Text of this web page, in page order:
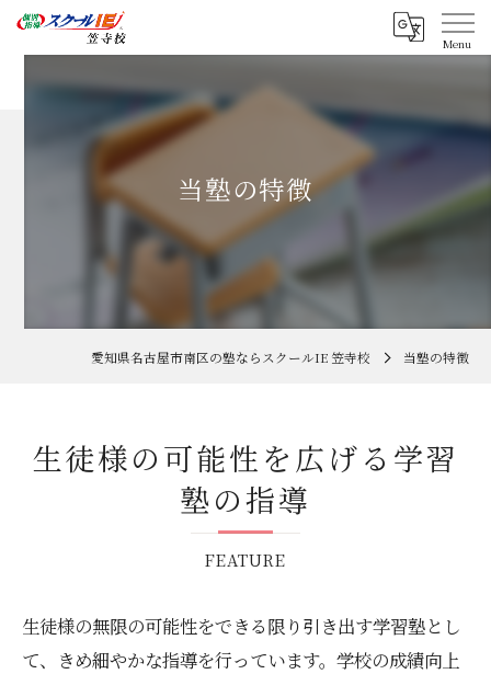
当塾の特徴
愛知県名古屋市南区の塾ならスクールIE 笠寺校 当塾の特徴
生徒様の可能性を広げる学習
塾の指導
FEATURE
生徒様の無限の可能性をできる限り引き出す学習塾とし
て、きめ細やかな指導を行っています。学校の成績向上